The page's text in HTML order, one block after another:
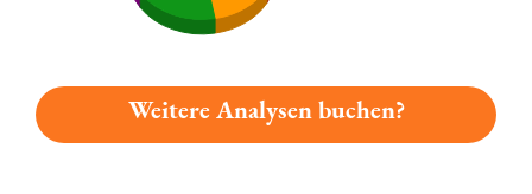
Weitere Analysen buchen?